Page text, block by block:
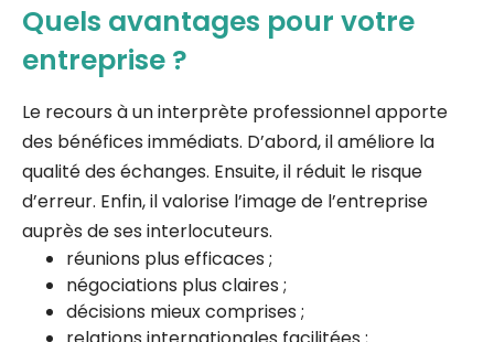
Quels avantages pour votre
entreprise ?
Le recours à un interprète professionnel apporte
des bénéfices immédiats. D’abord, il améliore la
qualité des échanges. Ensuite, il réduit le risque
d’erreur. Enfin, il valorise l’image de l’entreprise
auprès de ses interlocuteurs.
réunions plus efficaces ;
négociations plus claires ;
décisions mieux comprises ;